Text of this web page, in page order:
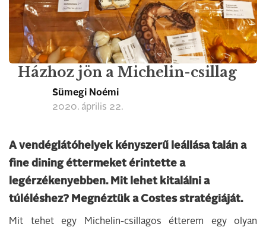
Házhoz jön a Michelin-csillag
Sümegi Noémi
2020. április 22.
A vendéglátóhelyek kényszerű leállása talán a
fine dining éttermeket érintette a
legérzékenyebben. Mit lehet kitalálni a
túléléshez? Megnéztük a Costes stratégiáját.
Mit tehet egy Michelin-csillagos étterem egy olyan